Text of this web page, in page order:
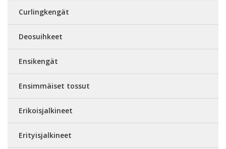
Curlingkengät
Deosuihkeet
Ensikengät
Ensimmäiset tossut
Erikoisjalkineet
Erityisjalkineet